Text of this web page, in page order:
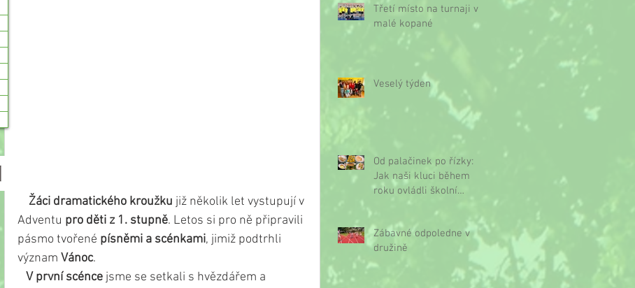
  Žáci dramatického kroužku
již několik let vystupují v
Adventu pro děti z 1. stupně. Letos si pro ně připravili
pásmo tvořené písněmi a scénkami, jimiž podtrhli
význam Vánoc.
  V první scénce
jsme se setkali s hvězdářem a
Třetí místo na turnaji v
malé kopané
Veselý týden
Od palačinek po řízky:
Jak naši kluci během
roku ovládli školní
kuchyňku
Zábavné odpoledne v
družině